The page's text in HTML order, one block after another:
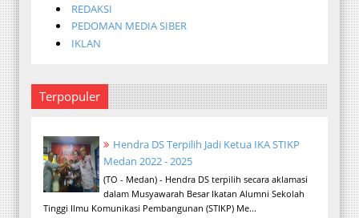
REDAKSI
PEDOMAN MEDIA SIBER
IKLAN
Terpopuler
Hendra DS Terpilih Jadi Ketua IKA STIKP
Medan 2022 - 2025
(TO - Medan) - Hendra DS terpilih secara aklamasi
dalam Musyawarah Besar Ikatan Alumni Sekolah
Tinggi Ilmu Komunikasi Pembangunan (STIKP) Me...